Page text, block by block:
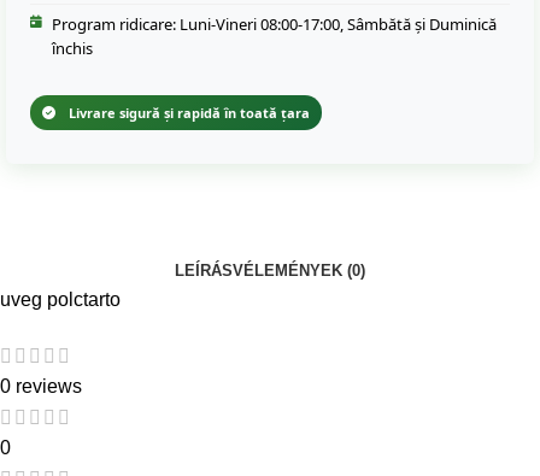
Program ridicare: Luni-Vineri 08:00-17:00, Sâmbătă și Duminică
închis
Livrare sigură și rapidă în toată țara
LEÍRÁSVÉLEMÉNYEK (0)
uveg polctarto
0 reviews
0